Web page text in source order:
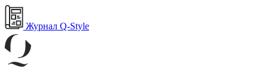
Журнал Q-Style